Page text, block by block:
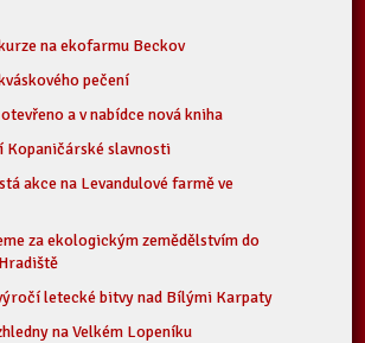
na ekofarmu Beckov
pečení
a v nabídce nová kniha
Kopaničárské slavnosti
akce na Levandulové farmě ve
za ekologickým zemědělstvím do
letecké bitvy nad Bílými Karpaty
na Velkém Lopeníku